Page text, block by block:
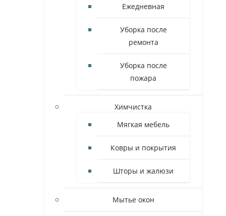
Ежедневная
Уборка после
ремонта
Уборка после
пожара
Химчистка
Мягкая мебель
Ковры и покрытия
Шторы и жалюзи
Мытье окон